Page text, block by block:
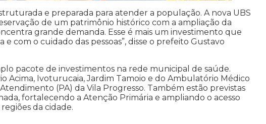
e preparada para atender a população. A nova UBS
de um patrimônio histórico com a ampliação da
grande demanda. Esse é mais um investimento que
com o cuidado das pessoas”, disse o prefeito Gustavo
pacote de investimentos na rede municipal de saúde.
Acima, Ivoturucaia, Jardim Tamoio e do Ambulatório Médico
(PA) da Vila Progresso. Também estão previstas
fortalecendo a Atenção Primária e ampliando o acesso
da cidade.